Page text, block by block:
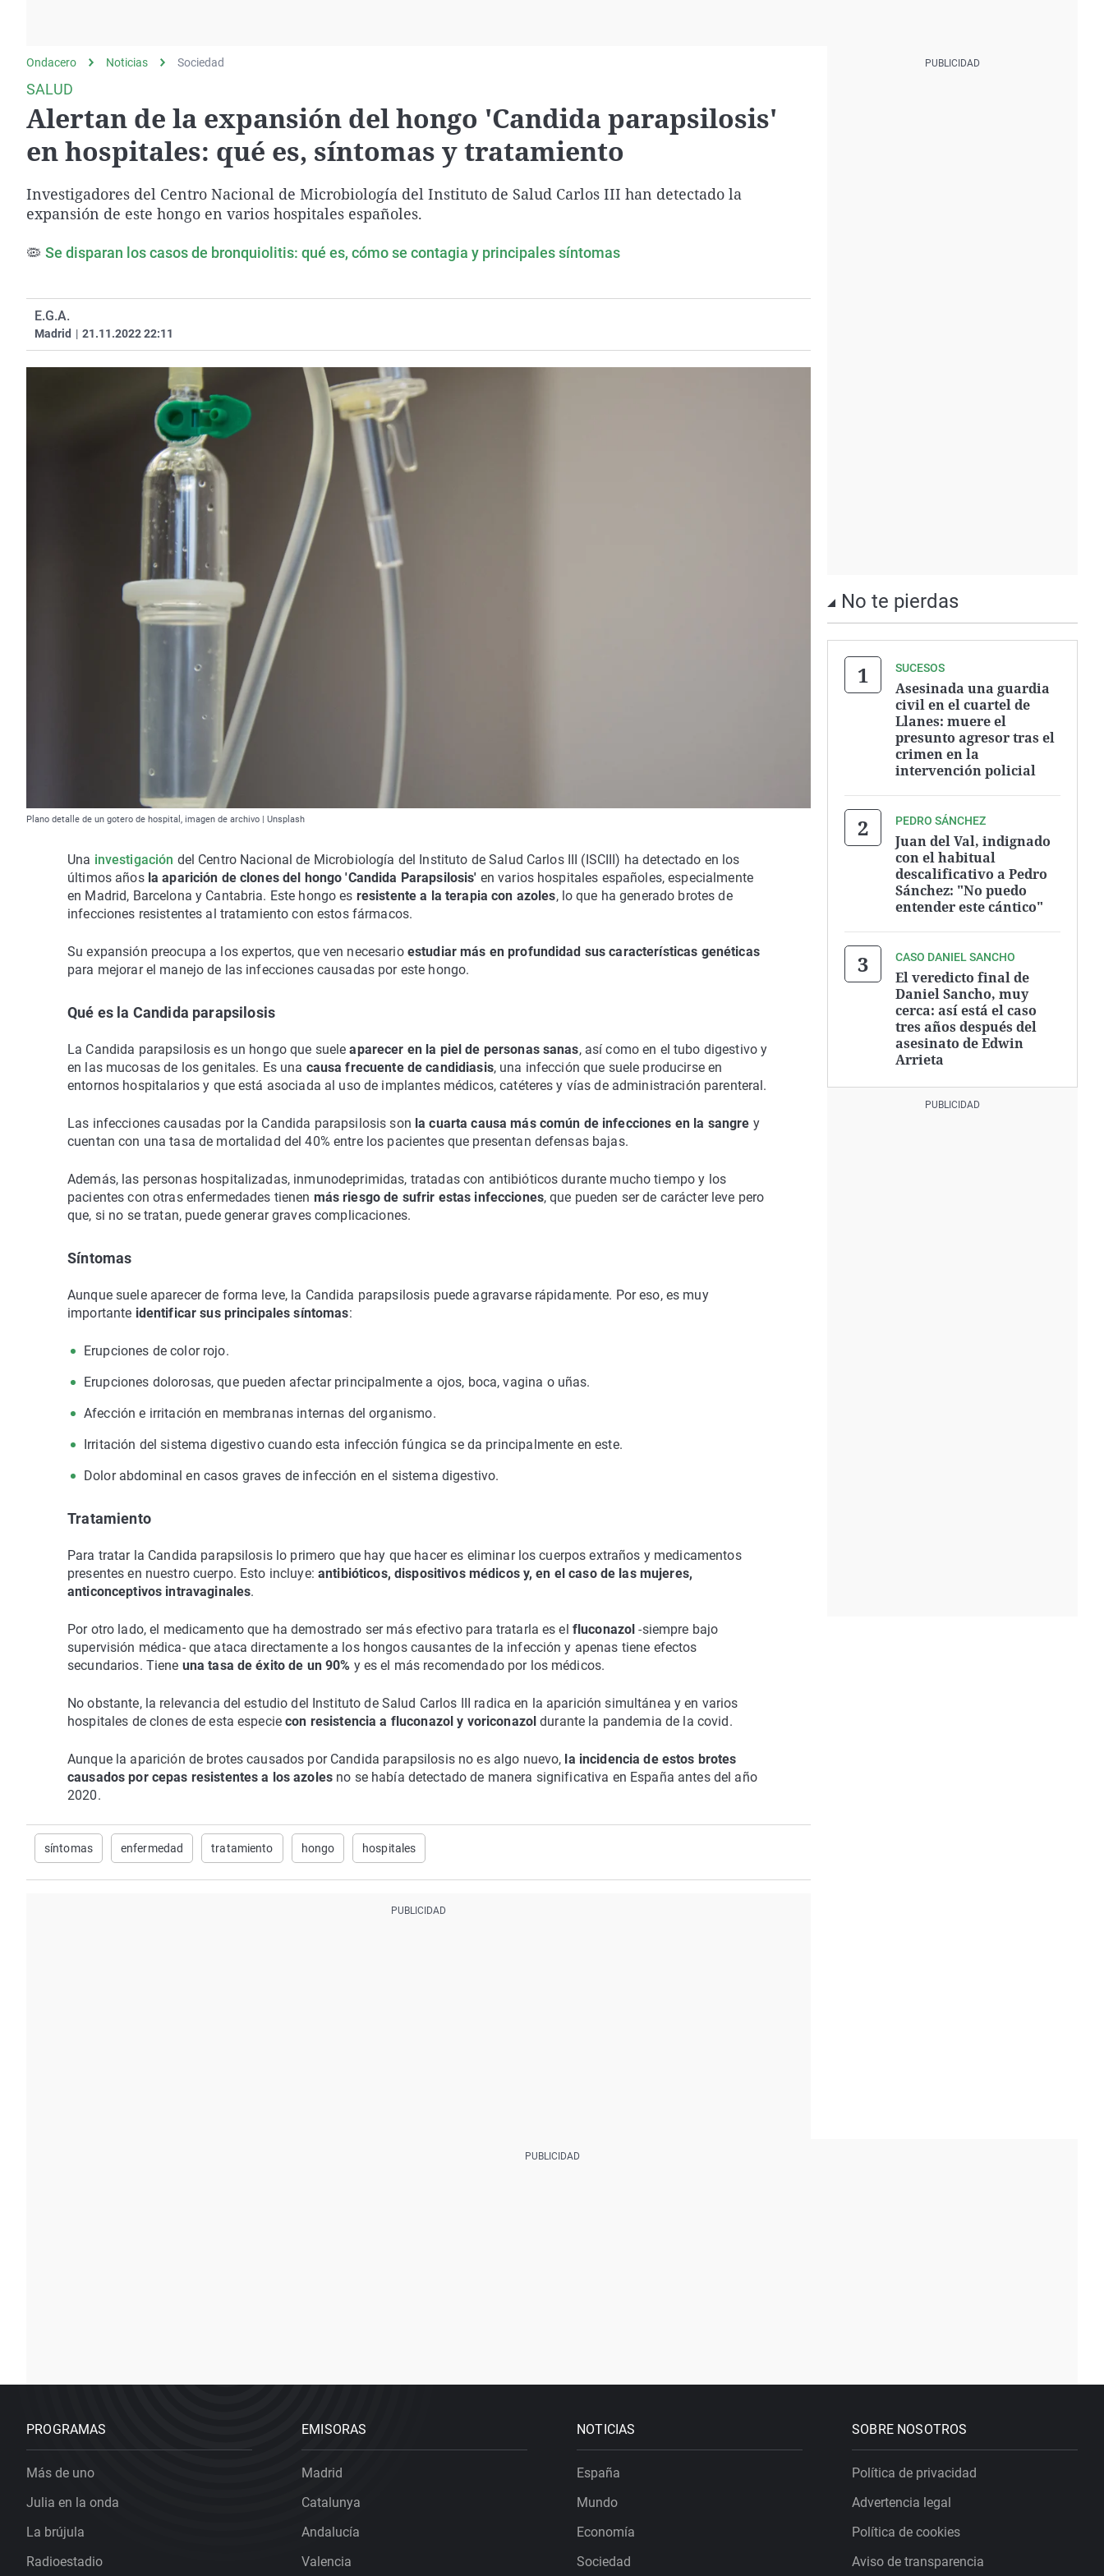
Como el perro y elEquipo de investigación
País Vasco
Ondacero Noticias Sociedad
SALUD
Alertan de la expansión del hongo 'Candida parapsilosis'
en hospitales: qué es, síntomas y tratamiento
Investigadores del Centro Nacional de Microbiología del Instituto de Salud Carlos III han detectado la
expansión de este hongo en varios hospitales españoles.
🦠 Se disparan los casos de bronquiolitis: qué es, cómo se contagia y principales síntomas
E.G.A.
Madrid | 21.11.2022 22:11
Plano detalle de un gotero de hospital, imagen de archivo | Unsplash
Una investigación del Centro Nacional de Microbiología del Instituto de Salud Carlos III (ISCIII) ha detectado en los
últimos añosla aparición de clones del hongo 'Candida Parapsilosis' en varios hospitales españoles, especialmente
en Madrid, Barcelona y Cantabria. Este hongo es resistente a la terapia con azoles, lo que ha generado brotes de
infecciones resistentes al tratamiento con estos fármacos.
Su expansión preocupa a los expertos, que ven necesarioestudiar más en profundidad sus características genéticas
para mejorar el manejo de las infecciones causadas por este hongo.
Qué es la Candida parapsilosis
La Candida parapsilosis es un hongo que suele aparecer en la piel de personas sanas, así como en el tubo digestivo y
en las mucosas de los genitales. Es una causa frecuente de candidiasis, una infección que suele producirse en
entornos hospitalarios y que está asociada al uso de implantes médicos, catéteres y vías de administración parenteral.
Las infecciones causadas por la Candida parapsilosis son la cuarta causa más común de infecciones en la sangre y
cuentan con una tasa de mortalidad del 40% entre los pacientes que presentan defensas bajas.
Además, las personas hospitalizadas, inmunodeprimidas, tratadas con antibióticos durante mucho tiempo y los
pacientes con otras enfermedades tienen más riesgo de sufrir estas infecciones, que pueden ser de carácter leve pero
que, si no se tratan, puede generar graves complicaciones.
Síntomas
Aunque suele aparecer de forma leve, la Candida parapsilosis puede agravarse rápidamente. Por eso, es muy
importante identificar sus principales síntomas:
Erupciones de color rojo.
Erupciones dolorosas, que pueden afectar principalmente a ojos, boca, vagina o uñas.
Afección e irritación en membranas internas del organismo.
Irritación del sistema digestivo cuando esta infección fúngica se da principalmente en este.
Dolor abdominal en casos graves de infección en el sistema digestivo.
Tratamiento
Para tratar la Candida parapsilosis lo primero que hay que hacer es eliminar los cuerpos extraños y medicamentos
presentes en nuestro cuerpo. Esto incluye:antibióticos, dispositivos médicos y, en el caso de las mujeres,
anticonceptivos intravaginales.
Por otro lado, el medicamento que ha demostrado ser más efectivo para tratarla es el fluconazol-siempre bajo
supervisión médica- que ataca directamente a los hongos causantes de la infección y apenas tiene efectos
secundarios. Tiene una tasa de éxito de un 90% y es el más recomendado por los médicos.
No obstante, la relevancia del estudio del Instituto de Salud Carlos III radica en la aparición simultánea y en varios
hospitales de clones de esta especie con resistencia a fluconazol y voriconazoldurante la pandemia de la covid.
Aunque la aparición de brotes causados por Candida parapsilosis no es algo nuevo, la incidencia de estos brotes
causados por cepas resistentes a los azoles no se había detectado de manera significativa en España antes del año
2020.
síntomas enfermedad tratamiento hongo hospitales
No te pierdas
SUCESOS
Asesinada una guardia
civil en el cuartel de
Llanes: muere el
presunto agresor tras el
crimen en la
intervención policial
PEDRO SÁNCHEZ
Juan del Val, indignado
con el habitual
descalificativo a Pedro
Sánchez: "No puedo
entender este cántico"
CASO DANIEL SANCHO
El veredicto final de
Daniel Sancho, muy
cerca: así está el caso
tres años después del
asesinato de Edwin
Arrieta
PROGRAMAS
Más de uno
Julia en la onda
La brújula
Radioestadio
EMISORAS
Madrid
Catalunya
Andalucía
Valencia
NOTICIAS
España
Mundo
Economía
Sociedad
SOBRE NOSOTROS
Política de privacidad
Advertencia legal
Política de cookies
Aviso de transparencia